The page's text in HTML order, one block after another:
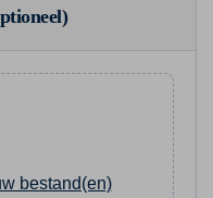
bestand(en)